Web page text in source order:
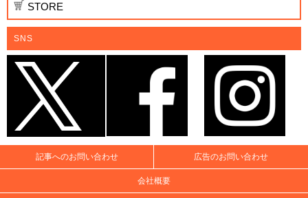
STORE
SNS
記事へのお問い合わせ 広告のお問い合わせ
会社概要